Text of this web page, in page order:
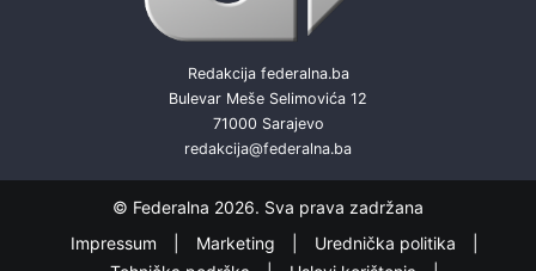
Redakcija federalna.ba
Bulevar Meše Selimovića 12
71000 Sarajevo
redakcija@federalna.ba
© Federalna 2026. Sva prava zadržana
Impressum
Marketing
Urednička politika